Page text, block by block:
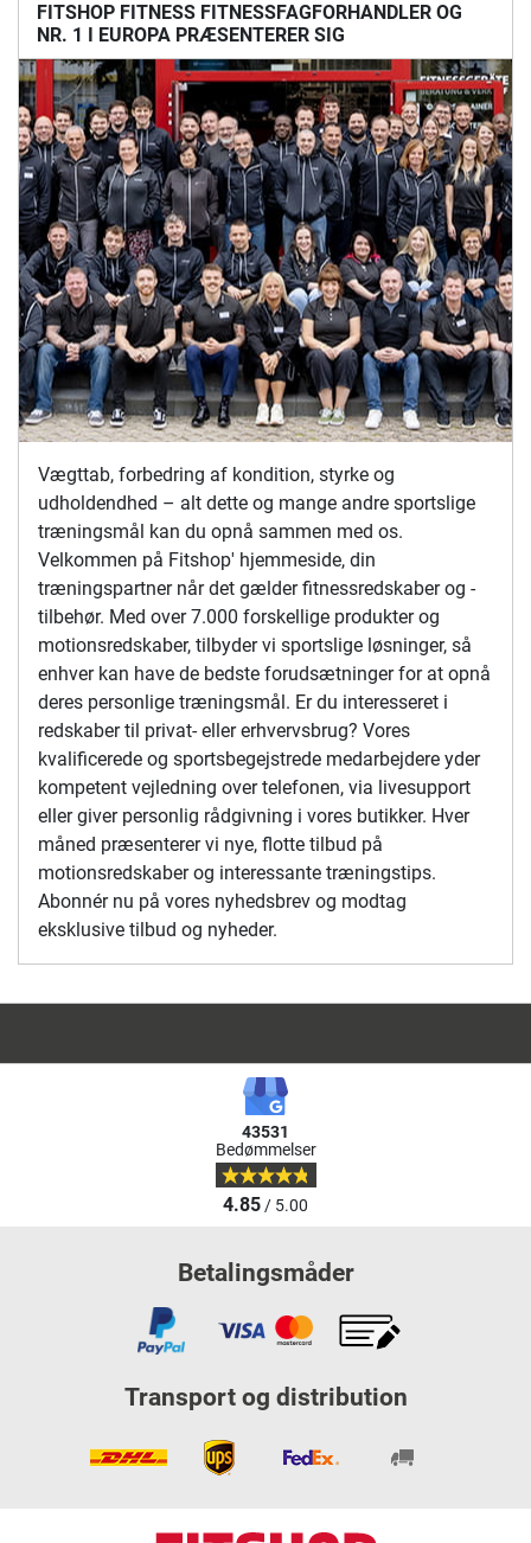
FITSHOP FITNESS FITNESSFAGFORHANDLER OG
NR. 1 I EUROPA PRÆSENTERER SIG
Vægttab, forbedring af kondition, styrke og
udholdendhed – alt dette og mange andre sportslige
træningsmål kan du opnå sammen med os.
Velkommen på Fitshop' hjemmeside, din
træningspartner når det gælder fitnessredskaber og -
tilbehør. Med over 7.000 forskellige produkter og
motionsredskaber, tilbyder vi sportslige løsninger, så
enhver kan have de bedste forudsætninger for at opnå
deres personlige træningsmål. Er du interesseret i
redskaber til privat- eller erhvervsbrug? Vores
kvalificerede og sportsbegejstrede medarbejdere yder
kompetent vejledning over telefonen, via livesupport
eller giver personlig rådgivning i vores butikker. Hver
måned præsenterer vi nye, flotte tilbud på
motionsredskaber og interessante træningstips.
Abonnér nu på vores nyhedsbrev og modtag
eksklusive tilbud og nyheder.
43531
Bedømmelser
4.85/ 5.00
Betalingsmåder
Transport og distribution